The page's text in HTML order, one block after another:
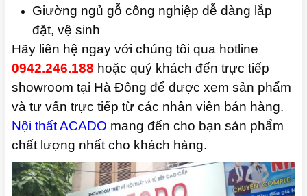
Giường ngủ gỗ công nghiệp dễ dàng lắp
đặt, vệ sinh
Hãy liên hệ ngay với chúng tôi qua hotline
0942.246.188 hoặc quý khách đến trực tiếp
showroom tại Hà Đông để được xem sản phẩm
và tư vấn trực tiếp từ các nhân viên bán hàng.
Nội thất ACADO mang đến cho bạn sản phẩm
chất lượng nhất cho khách hàng.